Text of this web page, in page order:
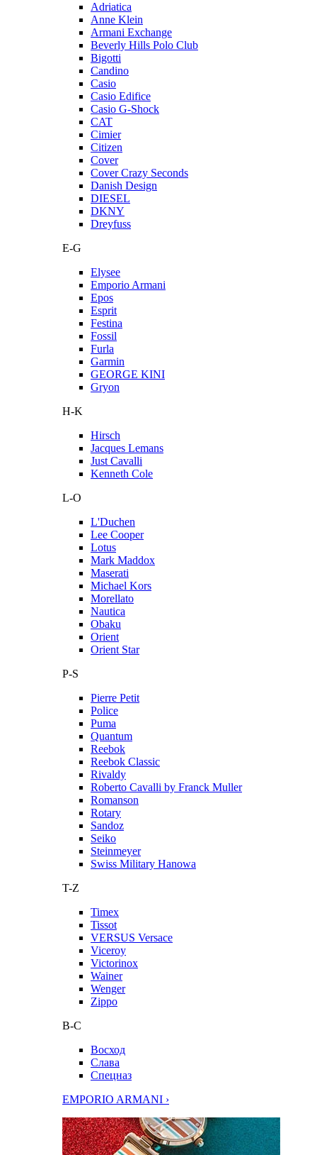
Adriatica
Anne Klein
Armani Exchange
Beverly Hills Polo Club
Bigotti
Candino
Casio
Casio Edifice
Casio G-Shock
CAT
Cimier
Citizen
Cover
Cover Crazy Seconds
Danish Design
DIESEL
DKNY
Dreyfuss
E-G
Elysee
Emporio Armani
Epos
Esprit
Festina
Fossil
Furla
Garmin
GEORGE KINI
Gryon
H-K
Hirsch
Jacques Lemans
Just Cavalli
Kenneth Cole
L-O
L'Duchen
Lee Cooper
Lotus
Mark Maddox
Maserati
Michael Kors
Morellato
Nautica
Obaku
Orient
Orient Star
P-S
Pierre Petit
Police
Puma
Quantum
Reebok
Reebok Classic
Rivaldy
Roberto Cavalli by Franck Muller
Romanson
Rotary
Sandoz
Seiko
Steinmeyer
Swiss Military Hanowa
T-Z
Timex
Tissot
VERSUS Versace
Viceroy
Victorinox
Wainer
Wenger
Zippo
В-С
Восход
Слава
Спецназ
EMPORIO ARMANI ›